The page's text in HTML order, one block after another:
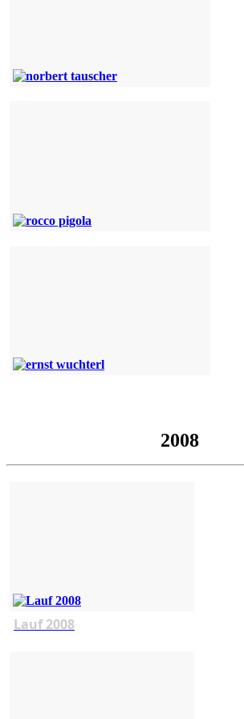
2008
Lauf 2008